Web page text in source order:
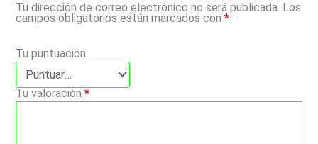
Tu dirección de correo electrónico no será publicada. Los
campos obligatorios están marcados con *
Tu puntuación
Tu valoración *